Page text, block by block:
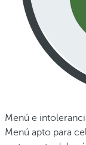
Menú e
Menú apto para